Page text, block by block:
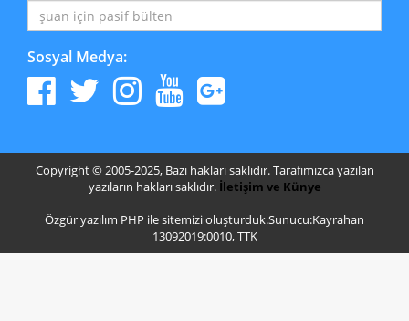
Sosyal Medya:
Copyright © 2005-2025, Bazı hakları saklıdır. Tarafımızca yazılan
yazıların hakları saklıdır. İletişim ve Künye
Özgür yazılım PHP ile sitemizi oluşturduk.Sunucu:Kayrahan
13092019:0010, TTK